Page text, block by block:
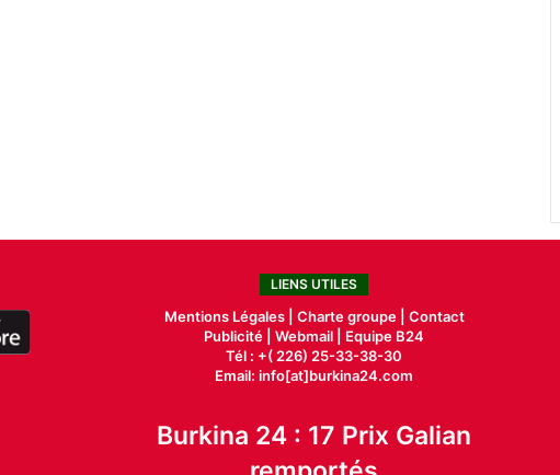
LIENS UTILES
Mentions Légales | Charte groupe | Contact
Publicité |Webmail |
Equipe B24
Tél : +( 226) 25-33-38-30
Email: info[at]burkina24.com
Burkina 24 : 17 Prix Galian